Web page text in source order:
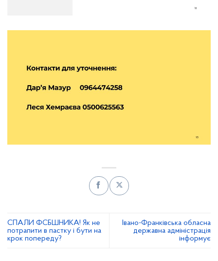
СПАЛИ ФСБШНИКА! Як не
потрапити в пастку і бути на
крок попереду?
Івано-Франківська обласна
державна адміністрація
інформує